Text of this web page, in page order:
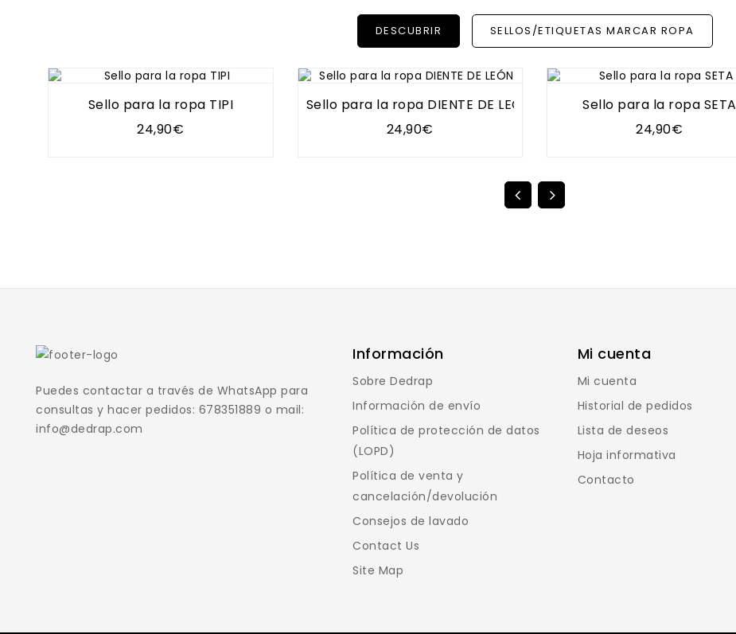
DESCUBRIR SELLOS/ETIQUETAS MARCAR ROPA
Sello para la ropa TIPI
24,90€
Sello para la ropa DIENTE DE LEÓN
24,90€
Sello para la ropa SETA
24,90€
Puedes contactar a través de WhatsApp para
consultas y hacer pedidos: 678351889 o mail:
info@dedrap.com
Información
Sobre Dedrap
Información de envío
Política de protección de datos
(LOPD)
Política de venta y
cancelación/devolución
Consejos de lavado
Contact Us
Site Map
Mi cuenta
Mi cuenta
Historial de pedidos
Lista de deseos
Hoja informativa
Contacto